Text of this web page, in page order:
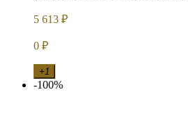
5 613 ₽
0 ₽
+1
-100%